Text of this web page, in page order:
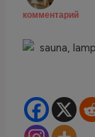
комментарий